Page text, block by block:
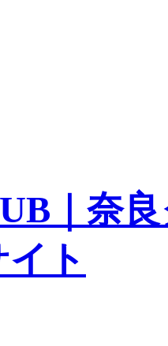
タッフ
volundeer」
ライン